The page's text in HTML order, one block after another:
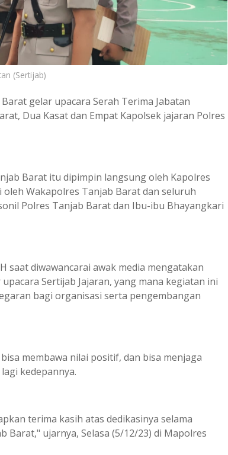
(Sertijab)
Barat gelar upacara Serah Terima Jabatan
Dua Kasat dan Empat Kapolsek jajaran Polres
Barat itu dipimpin langsung oleh Kapolres
oleh Wakapolres Tanjab Barat dan seluruh
Polres Tanjab Barat dan Ibu-ibu Bhayangkari
saat diwawancarai awak media mengatakan
Sertijab Jajaran, yang mana kegiatan ini
bagi organisasi serta pengembangan
membawa nilai positif, dan bisa menjaga
kedepannya.
terima kasih atas dedikasinya selama
Barat," ujarnya, Selasa (5/12/23) di Mapolres